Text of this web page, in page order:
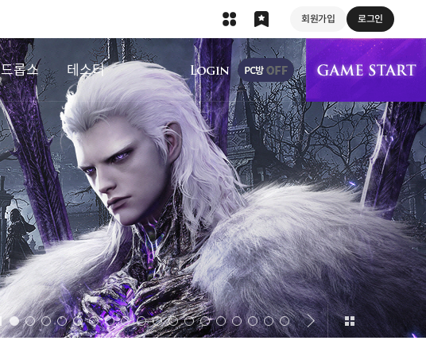
회원가입 로그인
드롭스 테스터
상단 메뉴